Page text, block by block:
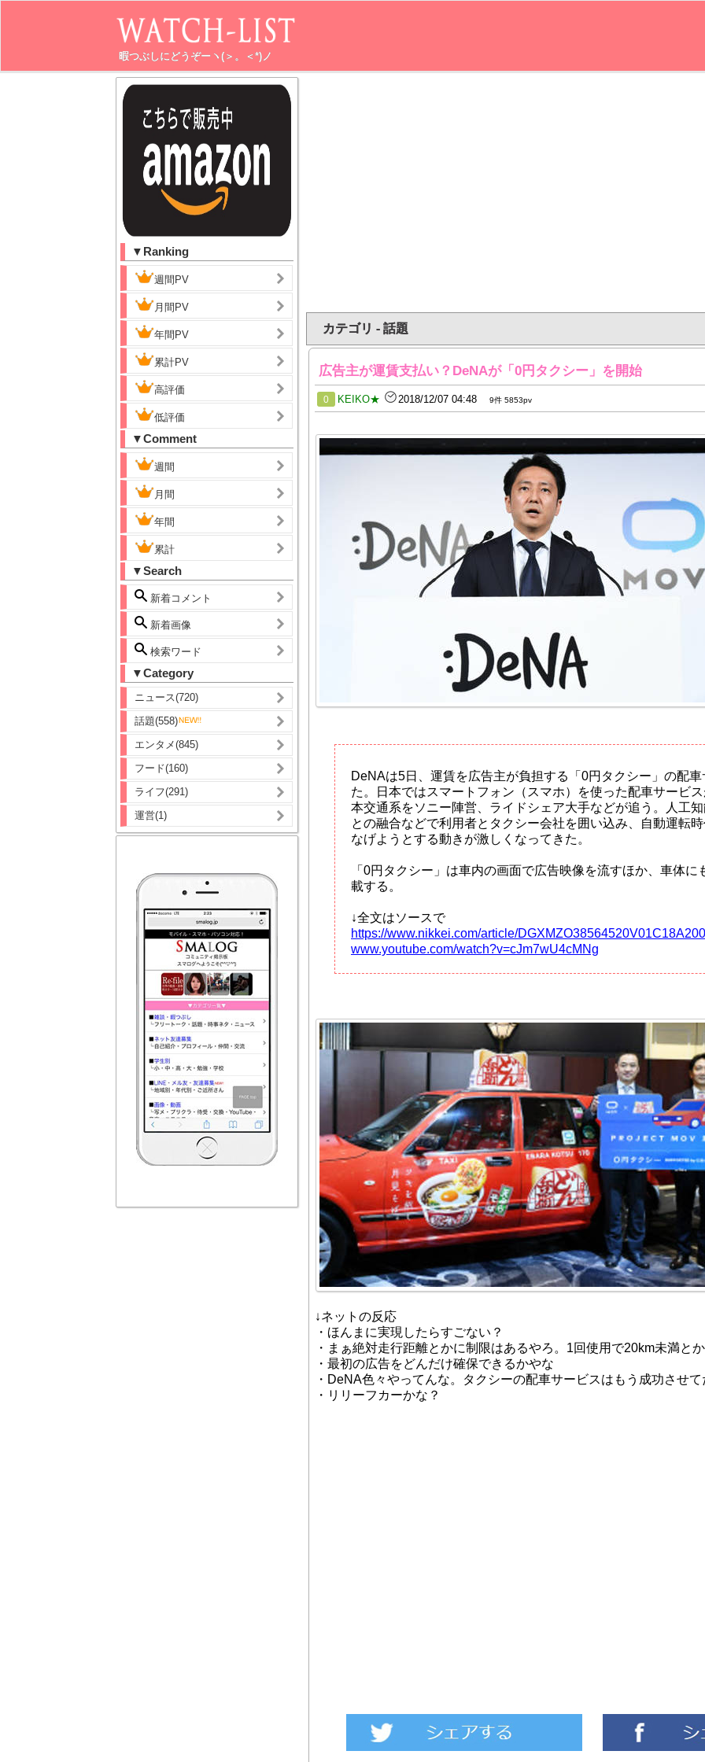
暇つぶしにどうぞーヽ(＞。＜*)ノ
▼Ranking
週間PV
月間PV
年間PV
累計PV
高評価
低評価
▼Comment
週間
月間
年間
累計
▼Search
新着コメント
新着画像
検索ワード
▼Category
ニュース(720)
話題(558)
エンタメ(845)
フード(160)
ライフ(291)
運営(1)
カテゴリ - 話題
広告主が運賃支払い？DeNAが「0円タクシー」を開始
0 KEIKO★ 2018/12/07 04:48 9件 5853pv
DeNAは5日、運賃を広告主が負担する「0円タクシー」の配
た。日本ではスマートフォン（スマホ）を使った配車サービ
本交通系をソニー陣営、ライドシェア大手などが追う。人工
との融合などで利用者とタクシー会社を囲い込み、自動運転
なげようとする動きが激しくなってきた。
「0円タクシー」は車内の画面で広告映像を流すほか、車体に
載する。
↓全文はソースで
https://www.nikkei.com/article/
www.youtube.com/watch?v=cJm7wU4cMNg
↓ネットの反応
・ほんまに実現したらすごない？
・まぁ絶対走行距離とかに制限はあるやろ。1回使用で20km未満とか
・最初の広告をどんだけ確保できるかやな
・DeNA色々やってんな。タクシーの配車サービスはもう成功させ
・リリーフカーかな？